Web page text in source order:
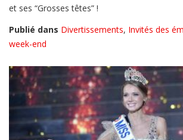
et ses “Grosses têtes” !
Publié dans Divertissements, Invités des
week-end